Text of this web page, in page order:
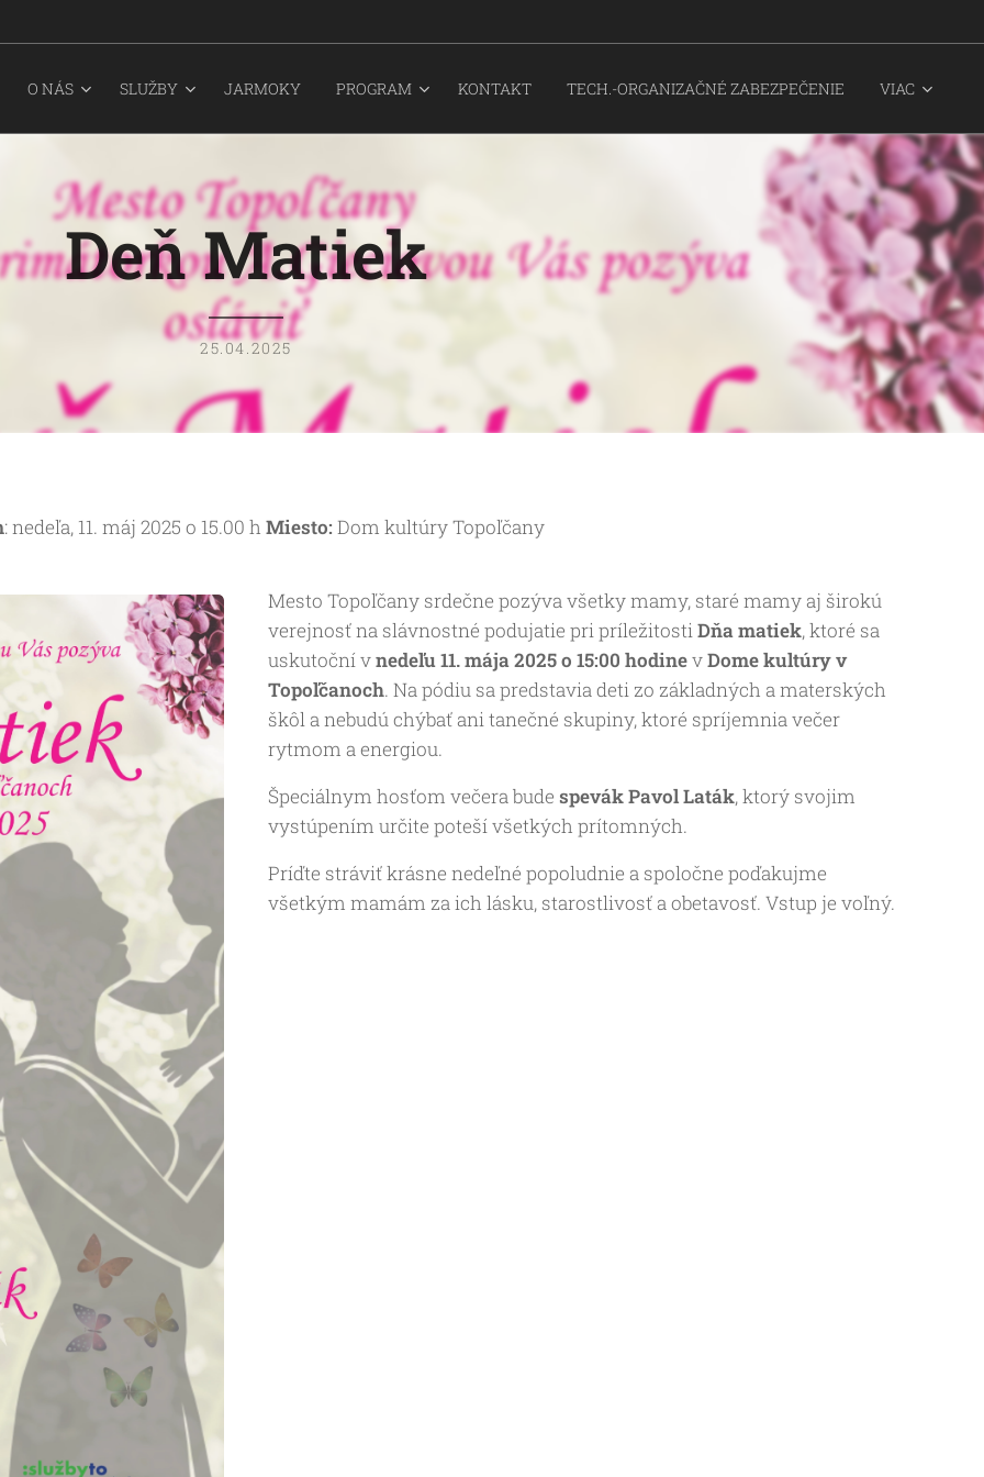
O NÁS SLUŽBY JARMOKY PROGRAM KONTAKT TECH.-ORGANIZAČNÉ ZABEZPEČENIE VIAC
Deň Matiek
25.04.2025
: nedeľa, 11. máj 2025 o 15.00 h Miesto: Dom kultúry Topoľčany
Mesto Topoľčany srdečne pozýva všetky mamy, staré mamy aj širokú
verejnosť na slávnostné podujatie pri príležitostiDňa matiek, ktoré sa
uskutoční vnedeľu 11. mája 2025 o 15:00 hodinevDome kultúry v
Topoľčanoch. Na pódiu sa predstavia deti zo základných a materských
škôl a nebudú chýbať ani tanečné skupiny, ktoré spríjemnia večer
rytmom a energiou.
Špeciálnym hosťom večera bude spevák Pavol Laták, ktorý svojim
vystúpením určite poteší všetkých prítomných.
Príďte stráviť krásne nedeľné popoludnie a spoločne poďakujme
všetkým mamám za ich lásku, starostlivosť a obetavosť. Vstup je voľný.